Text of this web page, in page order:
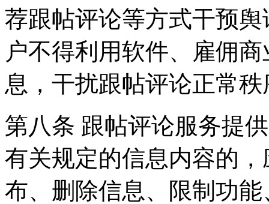
荐跟帖评论等方式干预
户不得利用软件、雇佣
息，干扰跟帖评论正常
第八条 跟帖评论服务提
有关规定的信息内容的
布、删除信息、限制功